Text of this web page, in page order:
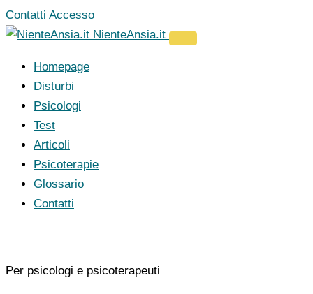
Vai
al
Contatti Accesso
NienteAnsia.it
Homepage
Disturbi
Psicologi
Test
Articoli
Psicoterapie
Glossario
Contatti
Per psicologi e psicoterapeuti